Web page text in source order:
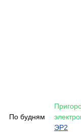
По будням
ЭР2